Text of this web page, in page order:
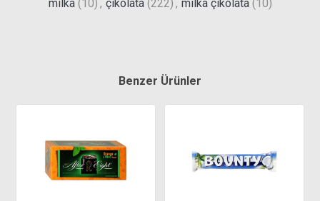
milka (10) , çikolata (222) , milka çikolata (10)
Benzer Ürünler